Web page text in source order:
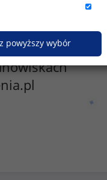
powyższy wybór